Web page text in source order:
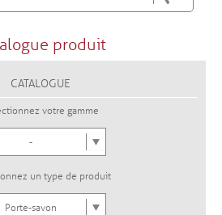
produit
CATALOGUE
votre gamme
-
un type de produit
Porte-savon